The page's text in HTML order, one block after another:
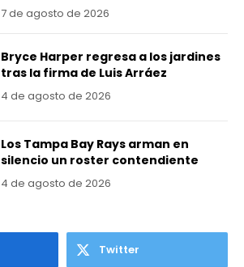
7 de agosto de 2026
Bryce Harper regresa a los jardines
tras la firma de Luis Arráez
4 de agosto de 2026
Los Tampa Bay Rays arman en
silencio un roster contendiente
4 de agosto de 2026
Twitter